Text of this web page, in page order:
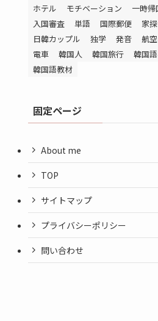
ホテル
モチベーション 一時帰
入国審査
単語 国際郵便 家
日韓カップル
独学 発音 航
電車
韓国人 韓国旅行
韓国
韓国語教材
固定ページ
About me
TOP
サイトマップ
プライバシーポリシー
問い合わせ